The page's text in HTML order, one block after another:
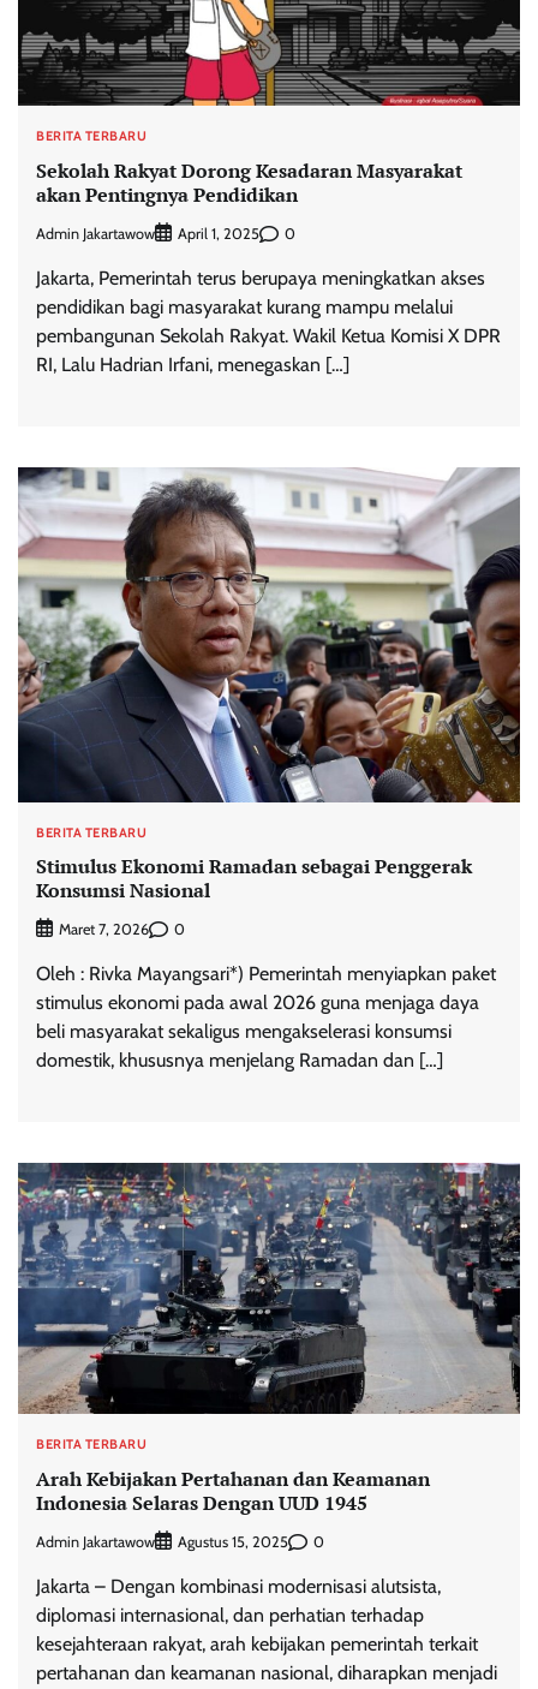
BERITA TERBARU
Sekolah Rakyat Dorong Kesadaran Masyarakat
akan Pentingnya Pendidikan
Admin Jakartawow April 1, 2025 0
Jakarta, Pemerintah terus berupaya meningkatkan akses
pendidikan bagi masyarakat kurang mampu melalui
pembangunan Sekolah Rakyat. Wakil Ketua Komisi X DPR
RI, Lalu Hadrian Irfani, menegaskan […]
BERITA TERBARU
Stimulus Ekonomi Ramadan sebagai Penggerak
Konsumsi Nasional
Maret 7, 2026 0
Oleh : Rivka Mayangsari*) Pemerintah menyiapkan paket
stimulus ekonomi pada awal 2026 guna menjaga daya
beli masyarakat sekaligus mengakselerasi konsumsi
domestik, khususnya menjelang Ramadan dan […]
BERITA TERBARU
Arah Kebijakan Pertahanan dan Keamanan
Indonesia Selaras Dengan UUD 1945
Admin Jakartawow Agustus 15, 2025 0
Jakarta – Dengan kombinasi modernisasi alutsista,
diplomasi internasional, dan perhatian terhadap
kesejahteraan rakyat, arah kebijakan pemerintah terkait
pertahanan dan keamanan nasional, diharapkan menjadi